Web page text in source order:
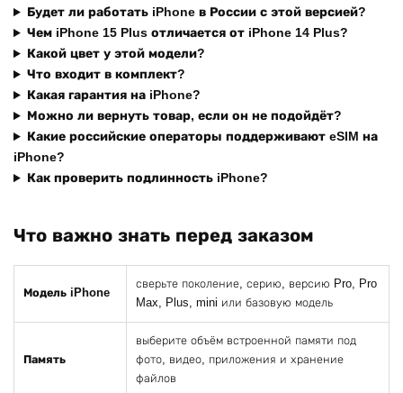
Будет ли работать iPhone в России с этой версией?
Чем iPhone 15 Plus отличается от iPhone 14 Plus?
Какой цвет у этой модели?
Что входит в комплект?
Какая гарантия на iPhone?
Можно ли вернуть товар, если он не подойдёт?
Какие российские операторы поддерживают eSIM на
iPhone?
Как проверить подлинность iPhone?
Что важно знать перед заказом
Модель iPhone
сверьте поколение, серию, версию Pro, Pro
Max, Plus, mini или базовую модель
Память
выберите объём встроенной памяти под
фото, видео, приложения и хранение
файлов